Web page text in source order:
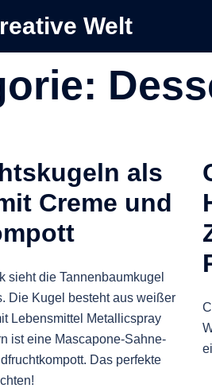
Welt
als
Creme und
sieht die Tannenbaumkugel
Die Kugel besteht aus weißer
Lebensmittel Metallicspray
ist eine Mascapone-Sahne-
Das perfekte